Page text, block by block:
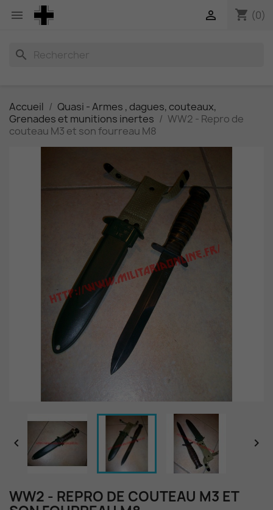
 shopping_cart (0)

search
Accueil
Quasi - Armes , dagues, couteaux,
Grenades et munitions inertes
WW2 - Repro de
couteau M3 et son fourreau M8
 
WW2 - REPRO DE COUTEAU M3 ET